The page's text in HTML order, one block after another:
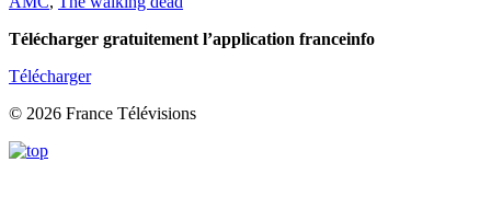
Télécharger gratuitement l’application franceinfo
Télécharger
© 2026 France Télévisions